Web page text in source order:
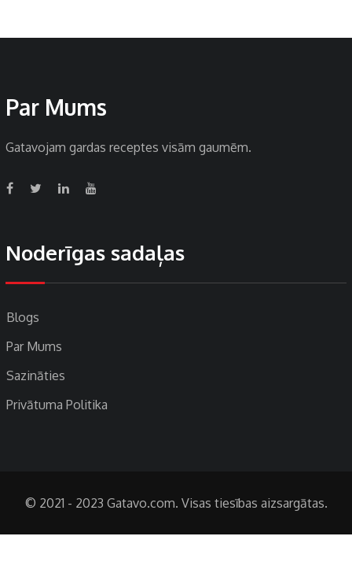
Par Mums
Gatavojam gardas receptes visām gaumēm.
Noderīgas sadaļas
Blogs
Par Mums
Sazināties
Privātuma Politika
© 2021 - 2023 Gatavo.com. Visas tiesības aizsargātas.